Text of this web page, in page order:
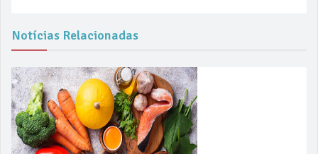
Notícias Relacionadas